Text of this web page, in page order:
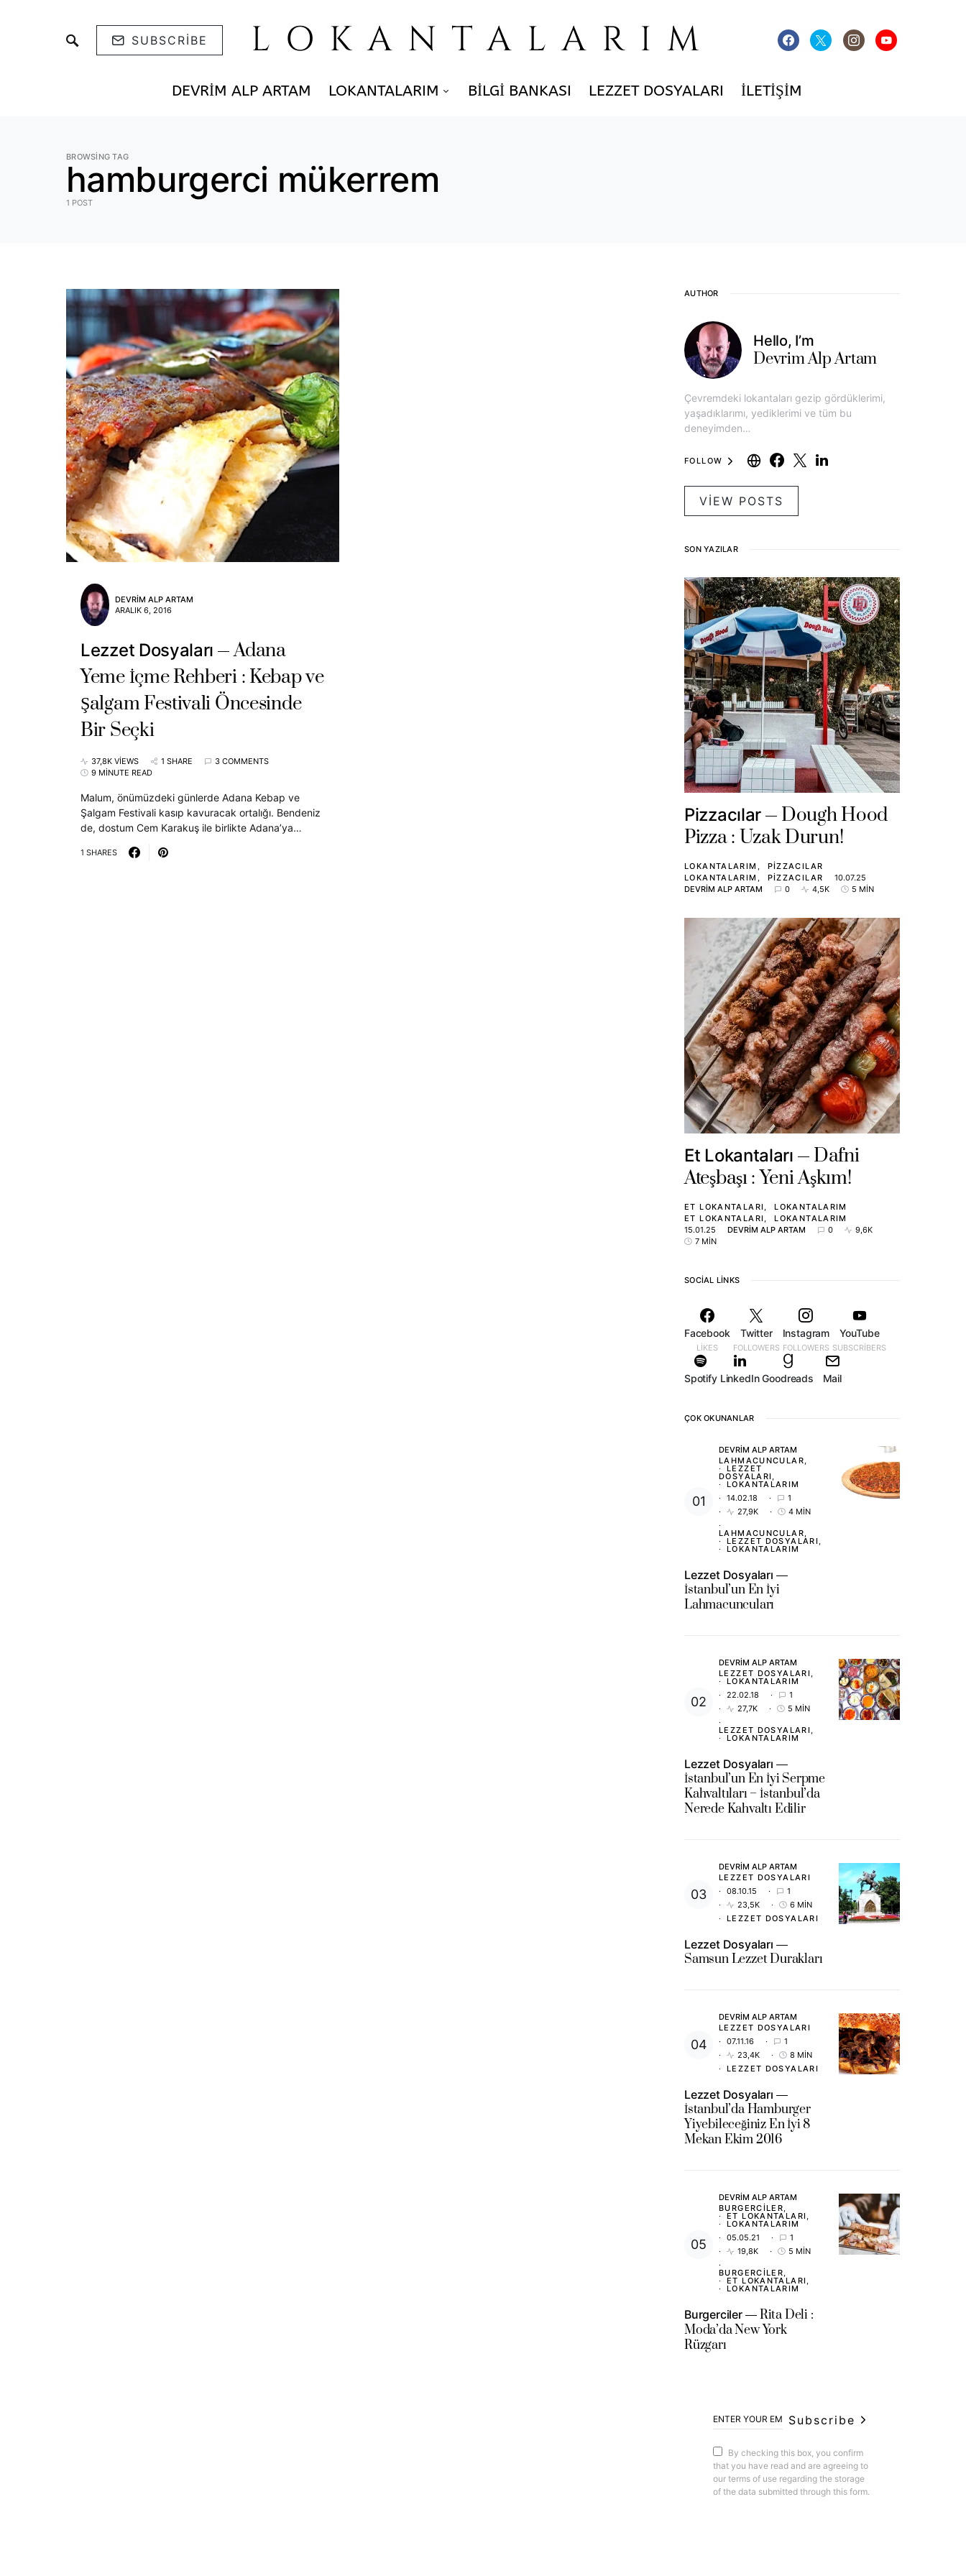
SUBSCRIBE LOKANTALARIM
DEVRIM ALP ARTAM LOKANTALARIM BILGI BANKASI LEZZET DOSYALARI İLETIŞIM
BROWSING TAG
hamburgerci mükerrem
1 POST
DEVRIM ALP ARTAM
ARALIK 6, 2016
Lezzet Dosyaları
Adana
Yeme İçme Rehberi : Kebap ve
Şalgam Festivali Öncesinde
Bir Seçki
37,8K VIEWS 1 SHARE
3 COMMENTS
9 MINUTE READ
Malum, önümüzdeki günlerde Adana Kebap ve
Şalgam Festivali kasıp kavuracak ortalığı. Bendeniz
de, dostum Cem Karakuş ile birlikte Adana’ya…
1 SHARES
AUTHOR
Hello, I’m
Devrim Alp Artam
Çevremdeki lokantaları gezip gördüklerimi,
yaşadıklarımı, yediklerimi ve tüm bu
deneyimden…
FOLLOW
VIEW POSTS
SON YAZILAR
Pizzacılar
Dough Hood
Pizza : Uzak Durun!
LOKANTALARIM
PIZZACILAR
LOKANTALARIM
PIZZACILAR
10.07.25
DEVRIM ALP ARTAM
0 4,5K 5 MIN
Et Lokantaları
Dafni
Ateşbaşı : Yeni Aşkım!
ET LOKANTALARI
LOKANTALARIM
ET LOKANTALARI
LOKANTALARIM
15.01.25
DEVRIM ALP ARTAM 0
9,6K
7 MIN
SOCIAL LINKS
Facebook
LIKES
Twitter
FOLLOWERS
Instagram
FOLLOWERS
YouTube
SUBSCRIBERS
Spotify LinkedIn Goodreads Mail
ÇOK OKUNANLAR
DEVRIM ALP ARTAM
LAHMACUNCULAR
LEZZET
DOSYALARI
LOKANTALARIM
14.02.18
1
27,9K
4 MIN
LAHMACUNCULAR
LEZZET DOSYALARI
LOKANTALARIM
Lezzet Dosyaları
İstanbul’un En İyi
Lahmacuncuları
DEVRIM ALP ARTAM
LEZZET DOSYALARI
LOKANTALARIM
22.02.18
1
27,7K
5 MIN
LEZZET DOSYALARI
LOKANTALARIM
Lezzet Dosyaları
İstanbul’un En İyi Serpme
Kahvaltıları – İstanbul’da
Nerede Kahvaltı Edilir
DEVRIM ALP ARTAM
LEZZET DOSYALARI
08.10.15
1
23,5K
6 MIN
LEZZET DOSYALARI
Lezzet Dosyaları
Samsun Lezzet Durakları
DEVRIM ALP ARTAM
LEZZET DOSYALARI
07.11.16
1
23,4K
8 MIN
LEZZET DOSYALARI
Lezzet Dosyaları
İstanbul’da Hamburger
Yiyebileceğiniz En İyi 8
Mekan Ekim 2016
DEVRIM ALP ARTAM
BURGERCILER
ET LOKANTALARI
LOKANTALARIM
05.05.21
1
19,8K
5 MIN
BURGERCILER
ET LOKANTALARI
LOKANTALARIM
Burgerciler
Rita Deli :
Moda’da New York
Rüzgarı
Subscribe
By checking this box, you confirm
that you have read and are agreeing to
our terms of use regarding the storage
of the data submitted through this form.